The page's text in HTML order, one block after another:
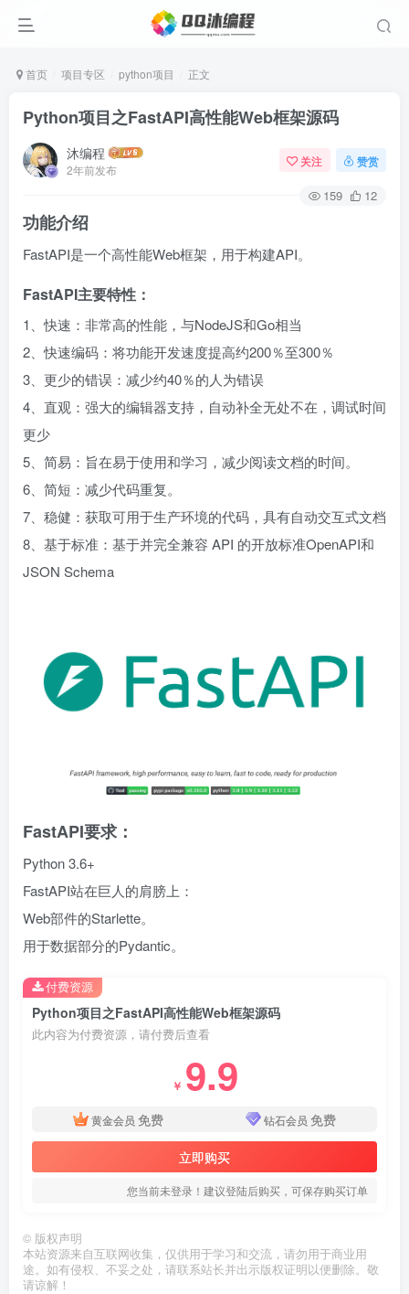
首页 项目专区 python项目 正文
Python项目之FastAPI高性能Web框架源码
沐编程
2年前发布
关注 赞赏
159 12
功能介绍
FastAPI是一个高性能Web框架，用于构建API。
FastAPI主要特性：
1、快速：非常高的性能，与NodeJS和Go相当
2、快速编码：将功能开发速度提高约200％至300％
3、更少的错误：减少约40％的人为错误
4、直观：强大的编辑器支持，自动补全无处不在，调试时间
更少
5、简易：旨在易于使用和学习，减少阅读文档的时间。
6、简短：减少代码重复。
7、稳健：获取可用于生产环境的代码，具有自动交互式文档
8、基于标准：基于并完全兼容 API 的开放标准OpenAPI和
JSON Schema
FastAPI要求：
Python 3.6+
FastAPI站在巨人的肩膀上：
Web部件的Starlette。
用于数据部分的Pydantic。
Python项目之FastAPI高性能Web框架源码
此内容为付费资源，请付费后查看
￥ 9.9
黄金会员 免费 钻石会员 免费
立即购买
您当前未登录！建议登陆后购买，可保存购买订单
付费资源
© 版权声明
本站资源来自互联网收集，仅供用于学习和交流，请勿用于商业用
途。如有侵权、不妥之处，请联系站长并出示版权证明以便删除。敬
请谅解！